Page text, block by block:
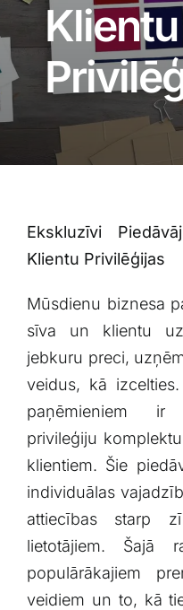
Blogs
Attēlu galerija
Video galerija
Vakances
BUJ
Kontakti
Klientu portāls
English
Klientu
Ekskluzīvi
Klientu Privilēģijas
Mūsdienu ‍biznesa⁢
⁣sīva un klientu
‌jebkuru preci,
veidus, ‍kā
paņēmieniem ir
privileģiju
klientiem. Šie
individuālas
attiecības ⁤starp
lietotājiem. Šajā
populārākajiem
veidiem un to, ⁤kā